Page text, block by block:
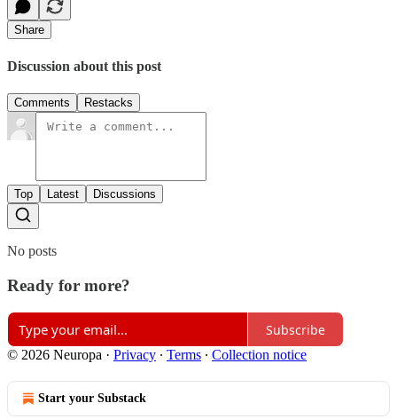
Share
Discussion about this post
Comments Restacks
Top Latest Discussions
No posts
Ready for more?
Subscribe
© 2026 Neuropa · Privacy ∙ Terms ∙ Collection notice
Start your Substack